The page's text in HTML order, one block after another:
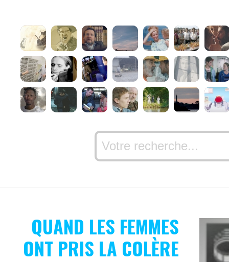
QUAND LES FEMMES
ONT PRIS LA COLÈRE